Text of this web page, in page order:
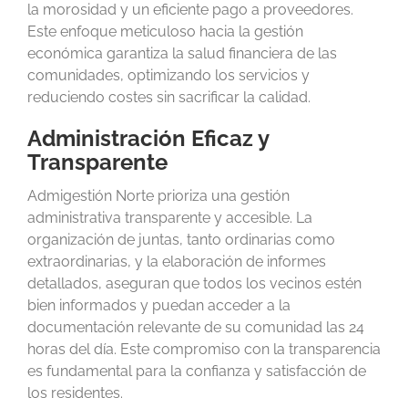
la morosidad y un eficiente pago a proveedores.
Este enfoque meticuloso hacia la gestión
económica garantiza la salud financiera de las
comunidades, optimizando los servicios y
reduciendo costes sin sacrificar la calidad.
Administración Eficaz y
Transparente
Admigestión Norte prioriza una gestión
administrativa transparente y accesible. La
organización de juntas, tanto ordinarias como
extraordinarias, y la elaboración de informes
detallados, aseguran que todos los vecinos estén
bien informados y puedan acceder a la
documentación relevante de su comunidad las 24
horas del día. Este compromiso con la transparencia
es fundamental para la confianza y satisfacción de
los residentes.